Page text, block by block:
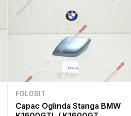
FOLOSIT
Capac Oglinda Stanga BMW